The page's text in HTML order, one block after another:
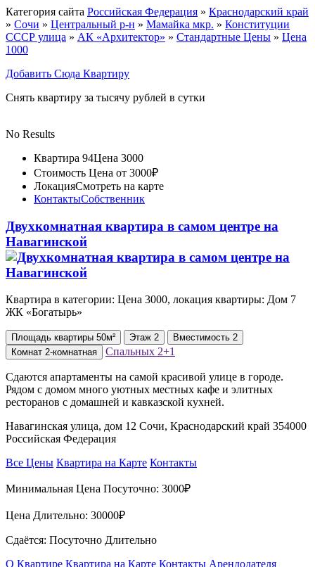
Категория сайта Российская Федерация » Краснодарский край
» Сочи » Центральный р-н » Мамайка мкр. » Конституции
СССР улица » АК «Архитектор» » Стандартные Цены » Цена
1000
Добавить Сюда Квартиру
Снять квартиру за тысячу рублей в сутки
No Results
Квартира 94Цена 3000
Стоимость Цена от 3000₽
ЛокацияСмотреть на карте
КонтактыСобственник
Двухкомнатная квартира в самом центре на
Навагинской
Квартира в категории: Цена 3000, локация квартиры: Дом 7
ЖК «Богатырь»
Площадь квартиры 50м² Этаж 2 Вместимость 2
Комнат 2-комнатная Спальных 2+1
Сдаются апартаменты на самой красивой улице в городе.
Рядом с домом много уютных местных кафе и элитных
ресторанов с домашней и кавказской кухней.
Навагинская улица, дом 12 Сочи, Краснодарский край 354000
Российская Федерация
Все Цены Квартира на Карте Контакты
Минимальная Цена Посуточно: 3000₽
Цена Длительно: 30000₽
Сдаётся: Посуточно Длительно
О Квартире Квартира на Карте Контакты Арендодателя